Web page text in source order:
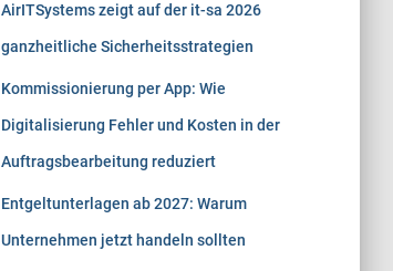
AirITSystems zeigt auf der it-sa 2026
ganzheitliche Sicherheitsstrategien
Kommissionierung per App: Wie
Digitalisierung Fehler und Kosten in der
Auftragsbearbeitung reduziert
Entgeltunterlagen ab 2027: Warum
Unternehmen jetzt handeln sollten